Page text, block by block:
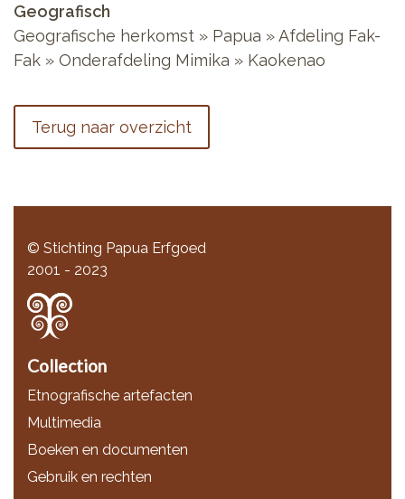
Geografisch
Geografische herkomst » Papua » Afdeling Fak-
Fak » Onderafdeling Mimika » Kaokenao
Terug naar overzicht
© Stichting Papua Erfgoed
2001 - 2023
Collection
Etnografische artefacten
Multimedia
Boeken en documenten
Gebruik en rechten